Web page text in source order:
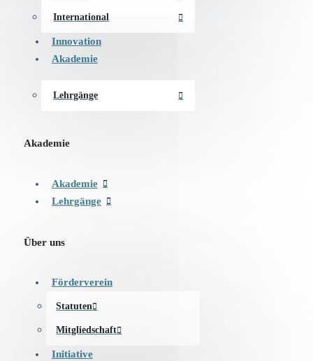
International
Innovation
Akademie
Lehrgänge
Akademie
Akademie
Lehrgänge
Über uns
Förderverein
Statuten
Mitgliedschaft
Initiative